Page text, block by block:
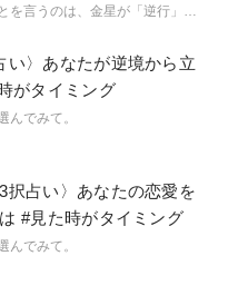
を言うのは、金星が「逆行」し
盛り上がるのは満月だからと言
をもつことで、小さなささやき
「今、ここ」に集中できるよう
られるようになるのです。
い〉あなたが逆境から立
がタイミング
んでみて。
択占い〉あなたの恋愛を
#見た時がタイミング
んでみて。